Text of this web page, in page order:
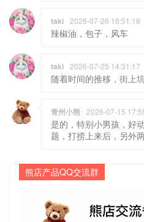
taki 2026-07-26 16:51:18
辣椒油，包子，风车
taki 2026-07-25 14:31:17
随着时间的推移，街上
青州小熊 2026-07-15
是的，特别小男孩，好
题，打捞上来后，另外
熊店产品QQ交流群